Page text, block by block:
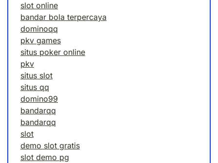
slot online
bandar bola terpercaya
dominoqq
pkv games
situs poker online
pkv
situs slot
situs qq
domino99
bandarqq
bandarqq
slot
demo slot gratis
slot demo pg